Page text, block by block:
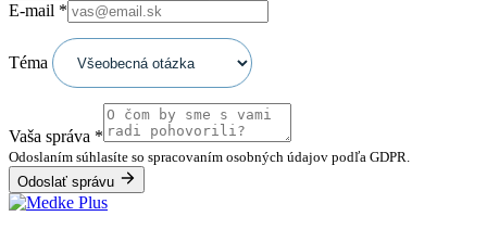
E-mail *
Téma
Vaša správa *
Odoslaním súhlasíte so spracovaním osobných údajov podľa GDPR.
Odoslať správu